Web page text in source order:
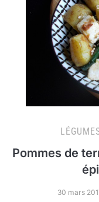
Pommes de
30 mars